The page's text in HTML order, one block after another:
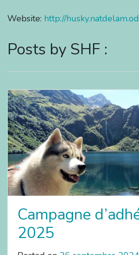
Website: http://
Posts by SHF :
Campagne
2025